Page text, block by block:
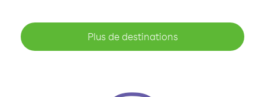
Plus de destinations